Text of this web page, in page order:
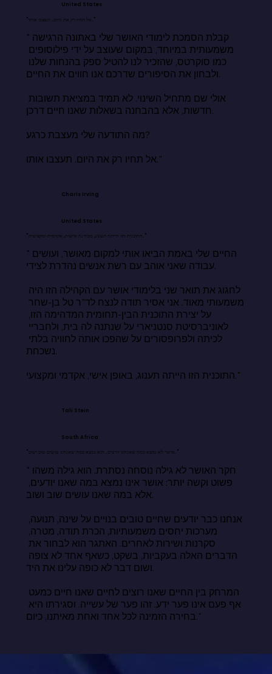
United States
"אל תחיו רק את היום. תעצבו אותו."
"קבלת הסמכת לימודי האושר שלי באתונה הרגישה
ולבחון את הסיפורים שדרכם אנו חווים את החיים.
אולי שם מתחיל השינוי. לא תמיד במציאת תשובות
חדשות, אלא בהבחנה בשאלות שאנו חיים דרכן.
מה התודעה שלי מעצבת כרגע?
אל תחיו רק את היום. תעצבו אותו."
Charis Irving
United States
"התוכנית הזו הייתה תענוג, מבחינה אישית, אקדמית ומקצועית."
"החיים שלי באמת הביאו אותי למקום מאושר, ועושים
עבודה שאני אוהב עם רשת אנשים נהדרת לצידי.
משמעותי מאוד. אני אסיר תודה לנצח לד"ר טל בן-שחר
נשכחת.
התוכנית הזו הייתה תענוג, באופן אישי, אקדמי ומקצועי."
Tali Stein
South Africa
"אושר לא נמצא במה שאנחנו יודעים. הוא נמצא במה שאנחנו עושים שוב ושוב."
"חקר האושר לא גילה נוסחה נסתרת. הוא גילה משהו
אלא במה שאנו עושים שוב ושוב.
ושום דבר לא כופה עלינו את היד.
בחירה הזמינה לכל אחד ואחת מאיתנו, כיום."